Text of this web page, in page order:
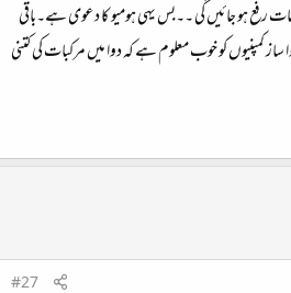
رفع ہو جائیں گی ۔۔بس یہی ہومیو کا دعوی ہے۔باقی
ساز کمپنیوں کو خوب معلوم ہے کہ دوا میں مرکبات کی کتنی
#27